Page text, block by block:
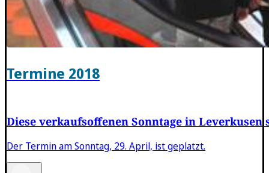
Termine 2018
Diese verkaufsoffenen Sonntage in Leverkusen
Der Termin am Sonntag, 29. April, ist geplatzt.